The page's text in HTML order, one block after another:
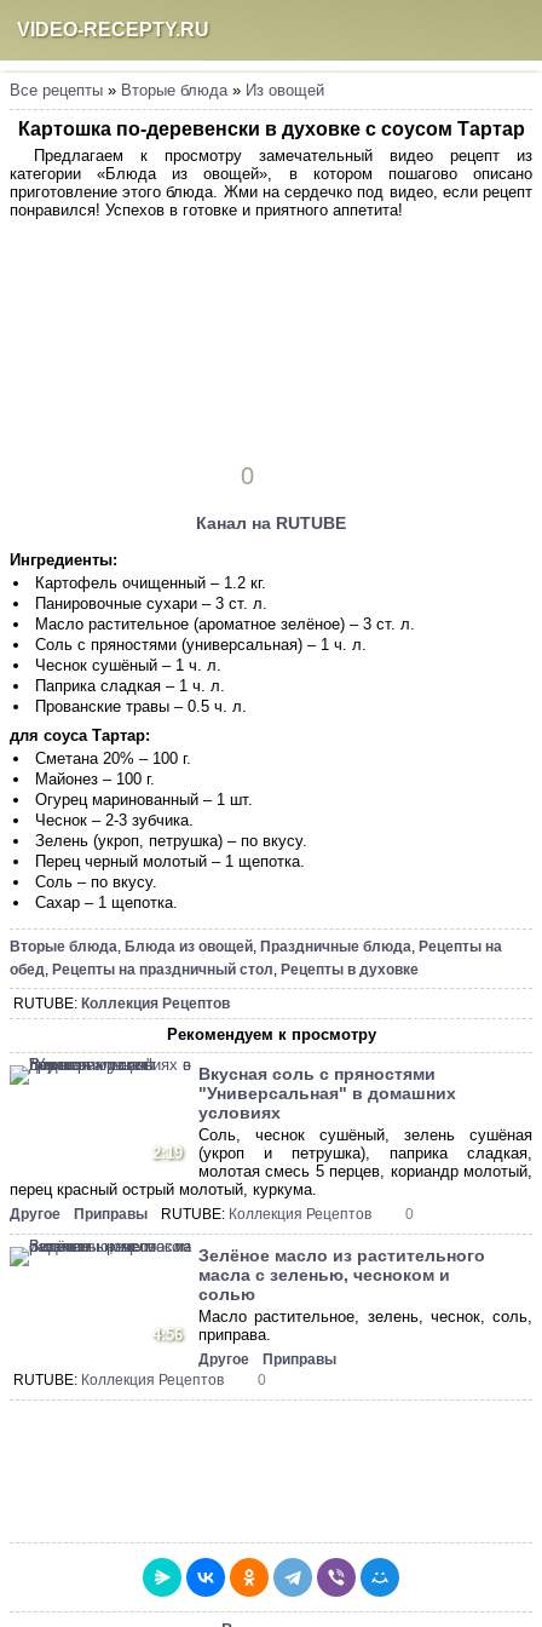
VIDEO-RECEPTY.RU
Все рецепты » Вторые блюда» Из овощей
Картошка по-деревенски в духовке с соусом Тартар
Предлагаем к просмотру замечательный видео рецепт из
категории «Блюда из овощей», в котором пошагово описано
приготовление этого блюда. Жми на сердечко под видео, если рецепт
понравился! Успехов в готовке и приятного аппетита!
0
Канал на RUTUBE
Ингредиенты:
Картофель очищенный – 1.2 кг.
Панировочные сухари – 3 ст. л.
Масло растительное (ароматное зелёное) – 3 ст. л.
Соль с пряностями (универсальная) – 1 ч. л.
Чеснок сушёный – 1 ч. л.
Паприка сладкая – 1 ч. л.
Прованские травы – 0.5 ч. л.
для соуса Тартар:
Сметана 20% – 100 г.
Майонез – 100 г.
Огурец маринованный – 1 шт.
Чеснок – 2-3 зубчика.
Зелень (укроп, петрушка) – по вкусу.
Перец черный молотый – 1 щепотка.
Соль – по вкусу.
Сахар – 1 щепотка.
Вторые блюда, Блюда из овощей, Праздничные блюда, Рецепты на
обед, Рецепты на праздничный стол, Рецепты в духовке
RUTUBE: Коллекция Рецептов
Рекомендуем к просмотру
2:19
Вкусная соль с пряностями
"Универсальная" в домашних
условиях
Соль, чеснок сушёный, зелень сушёная
(укроп и петрушка), паприка сладкая,
молотая смесь 5 перцев, кориандр молотый,
перец красный острый молотый, куркума.
Другое Приправы RUTUBE: Коллекция Рецептов 0
4:56
Зелёное масло из растительного
масла с зеленью, чесноком и
солью
Масло растительное, зелень, чеснок, соль,
приправа.
Другое
Приправы
RUTUBE: Коллекция Рецептов 0